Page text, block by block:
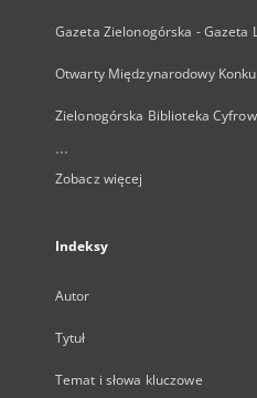
Gazeta Zielonogórska - Gazeta
Otwarty Międzynarodowy
Zielonogórska Biblioteka
...
Zobacz więcej
Indeksy
Autor
Tytuł
Temat i słowa kluczowe